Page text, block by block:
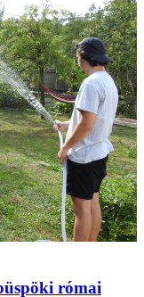
római